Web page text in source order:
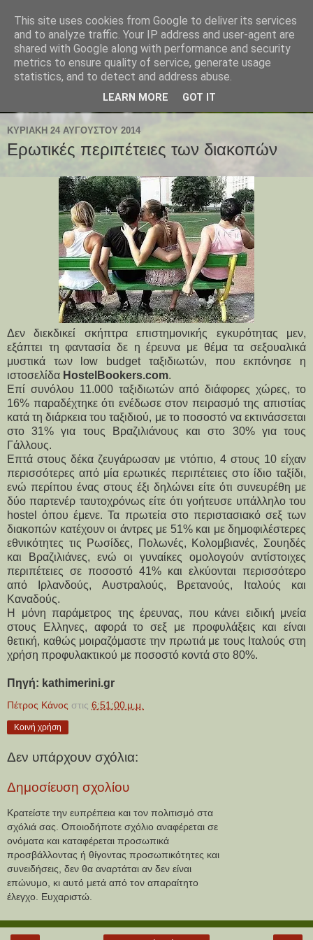
ΚΥΡΙΑΚΉ 24 ΑΥΓΟΎΣΤΟΥ 2014
Ερωτικές περιπέτειες των διακοπών
Δεν διεκδικεί σκήπτρα επιστημονικής εγκυρότητας μεν,
εξάπτει τη φαντασία δε η έρευνα με θέμα τα σεξουαλικά
μυστικά των low budget ταξιδιωτών, που εκπόνησε η
ιστοσελίδα HostelBookers.com.
Επί συνόλου 11.000 ταξιδιωτών από διάφορες χώρες, το
16% παραδέχτηκε ότι ενέδωσε στον πειρασμό της απιστίας
κατά τη διάρκεια του ταξιδιού, με το ποσοστό να εκτινάσσεται
στο 31% για τους Βραζιλιάνους και στο 30% για τους
Γάλλους.
Επτά στους δέκα ζευγάρωσαν με ντόπιο, 4 στους 10 είχαν
περισσότερες από μία ερωτικές περιπέτειες στο ίδιο ταξίδι,
ενώ περίπου ένας στους έξι δηλώνει είτε ότι συνευρέθη με
δύο παρτενέρ ταυτοχρόνως είτε ότι γοήτευσε υπάλληλο του
hostel όπου έμενε. Τα πρωτεία στο περιστασιακό σεξ των
διακοπών κατέχουν οι άντρες με 51% και με δημοφιλέστερες
εθνικότητες τις Ρωσίδες, Πολωνές, Κολομβιανές, Σουηδές
και Βραζιλιάνες, ενώ οι γυναίκες ομολογούν αντίστοιχες
περιπέτειες σε ποσοστό 41% και ελκύονται περισσότερο
από Ιρλανδούς, Αυστραλούς, Βρετανούς, Ιταλούς και
Καναδούς.
Η μόνη παράμετρος της έρευνας, που κάνει ειδική μνεία
στους Ελληνες, αφορά το σεξ με προφυλάξεις και είναι
θετική, καθώς μοιραζόμαστε την πρωτιά με τους Ιταλούς στη
χρήση προφυλακτικού με ποσοστό κοντά στο 80%.
Πηγή: kathimerini.gr
Πέτρος Κάνος στις 6:51:00 μ.μ.
Κοινή χρήση
Δεν υπάρχουν σχόλια:
Δημοσίευση σχολίου
Κρατείστε την ευπρέπεια και τον πολιτισμό στα
σχόλιά σας. Οποιοδήποτε σχόλιο αναφέρεται σε
ονόματα και καταφέρεται προσωπικά
προσβάλλοντας ή θίγοντας προσωπικότητες και
συνειδήσεις, δεν θα αναρτάται αν δεν είναι
επώνυμο, κι αυτό μετά από τον απαραίτητο
έλεγχο. Ευχαριστώ.
This site uses cookies from Google to deliver its services
and to analyze traffic. Your IP address and user-agent are
shared with Google along with performance and security
metrics to ensure quality of service, generate usage
statistics, and to detect and address abuse.
LEARN MORE GOT IT